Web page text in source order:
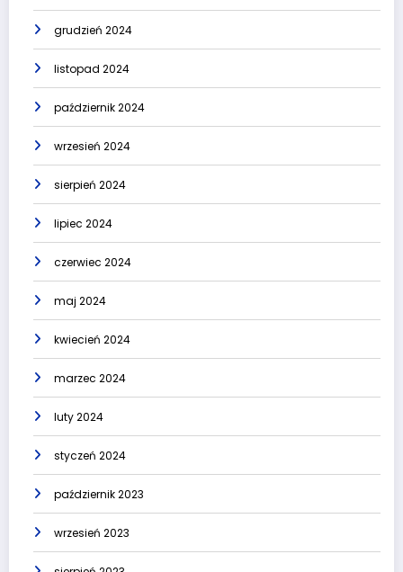
grudzień 2024
listopad 2024
październik 2024
wrzesień 2024
sierpień 2024
lipiec 2024
czerwiec 2024
maj 2024
kwiecień 2024
marzec 2024
luty 2024
styczeń 2024
październik 2023
wrzesień 2023